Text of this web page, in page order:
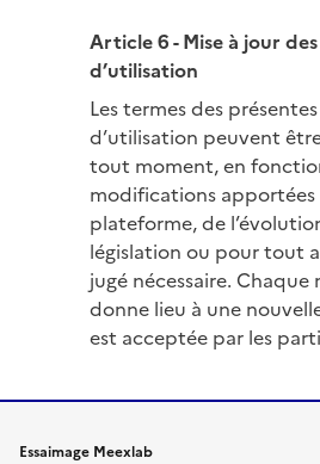
Article 6 - Mise à jour
d’utilisation
Les termes des
d’utilisation peuvent
tout moment, en
modifications apportées
plateforme, de
législation ou pour tout
jugé nécessaire.
donne lieu à une
est acceptée par les
Essaimage Meexlab